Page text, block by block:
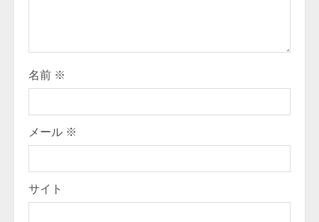
n
g
名前 ※
メール ※
サイト